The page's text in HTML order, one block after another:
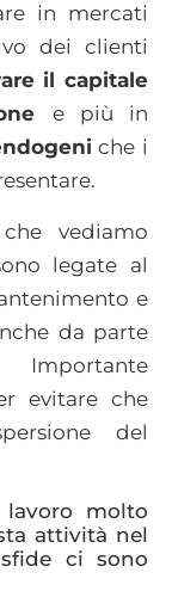
in mercati
dei clienti
il capitale
e più in
che i
vediamo
legate al
e
da parte
evitare che
del
molto
attività nel
ci sono